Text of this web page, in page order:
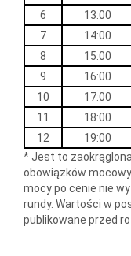
6
13:00
7
14:00
8
15:00
9
16:00
10
17:00
11
18:00
12
19:00
* Jest to
obowiązków
mocy po cenie nie
rundy. Wartości w
publikowane przed